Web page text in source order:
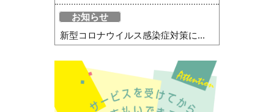
お知らせ
新型コロナウイルス感染症対策に...